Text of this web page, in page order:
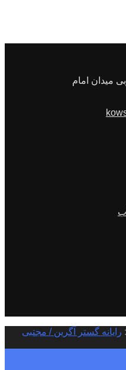
رایانه گستر آگرین / مجتبی